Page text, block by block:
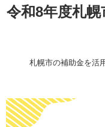
令和8年度札
札幌市の補助金を活